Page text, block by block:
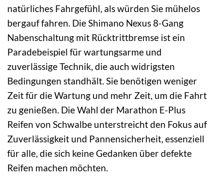
natürliches Fahrgefühl, als würden Sie mühelos
bergauf fahren. Die Shimano Nexus 8-Gang
Nabenschaltung mit Rücktrittbremse ist ein
Paradebeispiel für wartungsarme und
zuverlässige Technik, die auch widrigsten
Bedingungen standhält. Sie benötigen weniger
Zeit für die Wartung und mehr Zeit, um die Fahrt
zu genießen. Die Wahl der Marathon E-Plus
Reifen von Schwalbe unterstreicht den Fokus auf
Zuverlässigkeit und Pannensicherheit, essenziell
für alle, die sich keine Gedanken über defekte
Reifen machen möchten.